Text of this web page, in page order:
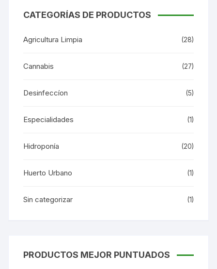
CATEGORÍAS DE PRODUCTOS
Agricultura Limpia (28)
Cannabis (27)
Desinfeccíon (5)
Especialidades (1)
Hidroponía (20)
Huerto Urbano (1)
Sin categorizar (1)
PRODUCTOS MEJOR PUNTUADOS